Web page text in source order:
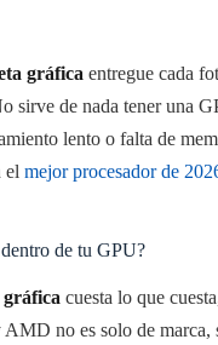
gráfica entregue cada
sirve de nada tener una
lento o falta de
el mejor procesador de
de tu GPU?
cuesta lo que
no es solo de marca,